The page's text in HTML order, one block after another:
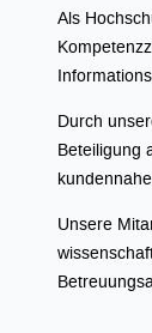
Als
Durch
Beteiligung
Unsere